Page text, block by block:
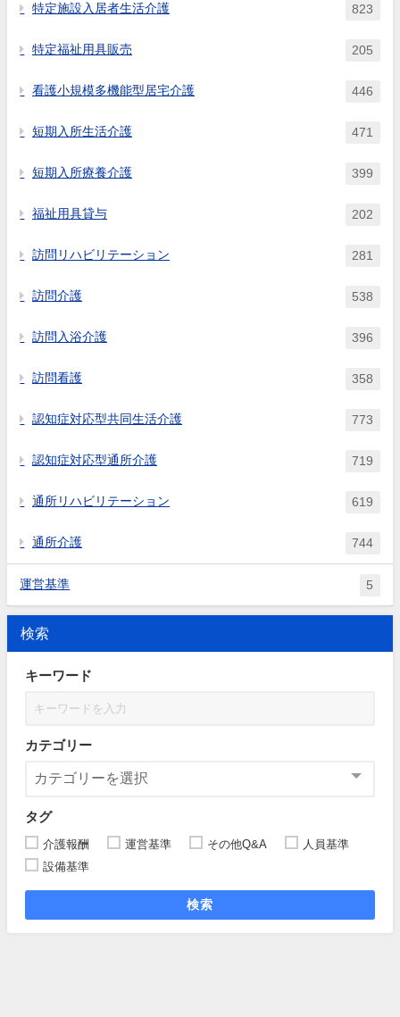
特定施設入居者生活介護 823
特定福祉用具販売 205
看護小規模多機能型居宅介護 446
短期入所生活介護 471
短期入所療養介護 399
福祉用具貸与 202
訪問リハビリテーション 281
訪問介護 538
訪問入浴介護 396
訪問看護 358
認知症対応型共同生活介護 773
認知症対応型通所介護 719
通所リハビリテーション 619
通所介護 744
運営基準 5
検索
キーワード
カテゴリー
タグ
介護報酬 運営基準 その他Q&A
人員基準
設備基準
検索